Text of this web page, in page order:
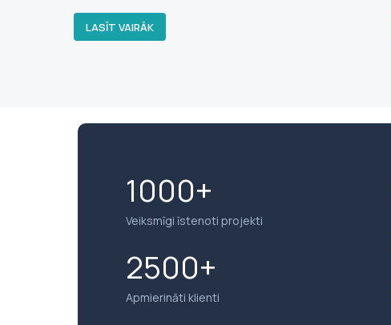
LASĪT VAIRĀK
1000+
Veiksmīgi īstenoti projekti
2500+
Apmierināti klienti